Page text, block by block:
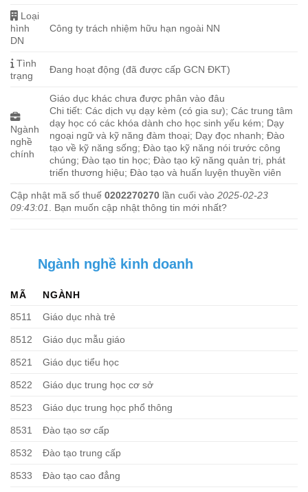
Loại
hình
DN
Công ty trách nhiệm hữu hạn ngoài NN
Tình
trạng
Đang hoạt động (đã được cấp GCN ĐKT)
Ngành
nghề
chính
Giáo dục khác chưa được phân vào đâu
Chi tiết: Các dịch vụ dạy kèm (có gia sư); Các trung tâm
dạy học có các khóa dành cho học sinh yếu kém; Dạy
ngoại ngữ và kỹ năng đàm thoại; Dạy đọc nhanh; Đào
tạo về kỹ năng sống; Đào tạo kỹ năng nói trước công
chúng; Đào tạo tin học; Đào tạo kỹ năng quản trị, phát
triển thương hiệu; Đào tạo và huấn luyện thuyền viên
Cập nhật mã số thuế 0202270270 lần cuối vào 2025-02-23
09:43:01
. Bạn muốn cập nhật thông tin mới nhất?
Ngành nghề kinh doanh
MÃ
NGÀNH
8511
Giáo dục nhà trẻ
8512 Giáo dục mẫu giáo
8521 Giáo dục tiểu học
8522 Giáo dục trung học cơ sở
8523 Giáo dục trung học phổ thông
8531 Đào tạo sơ cấp
8532 Đào tạo trung cấp
8533 Đào tạo cao đẳng